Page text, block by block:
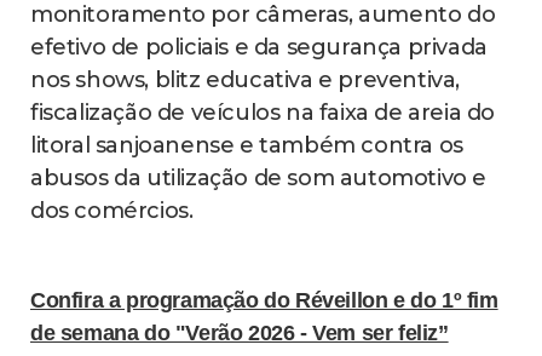
monitoramento por câmeras, aumento do
efetivo de policiais e da segurança privada
nos shows, blitz educativa e preventiva,
fiscalização de veículos na faixa de areia do
litoral sanjoanense e também contra os
abusos da utilização de som automotivo e
dos comércios.
Confira a programação do Réveillon e do 1º fim
de semana do "Verão 2026 - Vem ser feliz”